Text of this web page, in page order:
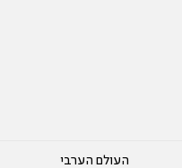
העולם הערבי